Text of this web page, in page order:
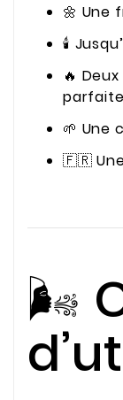
🌼 Une
🕯️
🔥
parfaite
🌱 Une
🇫🇷
🌬️